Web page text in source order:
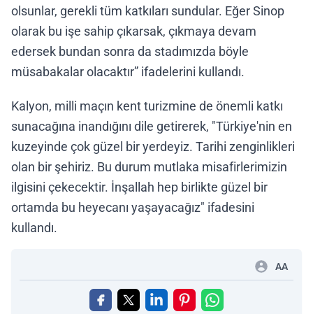
olsunlar, gerekli tüm katkıları sundular. Eğer Sinop
olarak bu işe sahip çıkarsak, çıkmaya devam
edersek bundan sonra da stadımızda böyle
müsabakalar olacaktır” ifadelerini kullandı.
Kalyon, milli maçın kent turizmine de önemli katkı
sunacağına inandığını dile getirerek, "Türkiye'nin en
kuzeyinde çok güzel bir yerdeyiz. Tarihi zenginlikleri
olan bir şehiriz. Bu durum mutlaka misafirlerimizin
ilgisini çekecektir. İnşallah hep birlikte güzel bir
ortamda bu heyecanı yaşayacağız" ifadesini
kullandı.
AA